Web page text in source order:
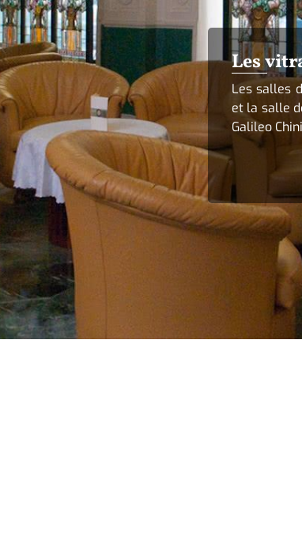
Les
Les salles
et la salle
Galileo